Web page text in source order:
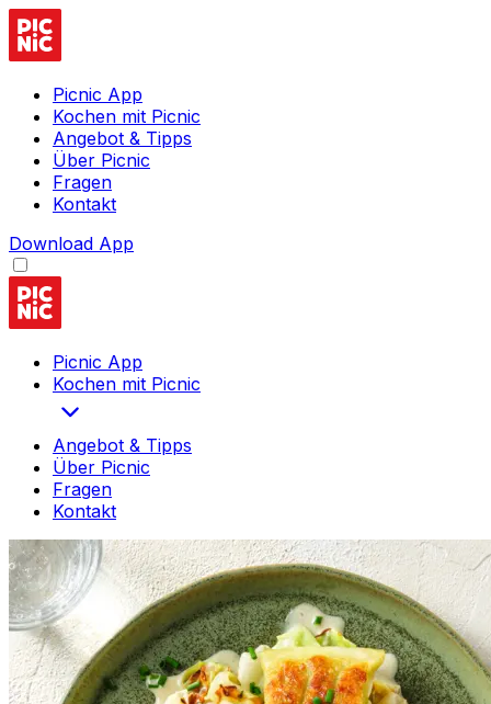
Picnic App
Kochen mit Picnic
Angebot & Tipps
Über Picnic
Fragen
Kontakt
Download App
Picnic App
Kochen mit Picnic
Angebot & Tipps
Über Picnic
Fragen
Kontakt